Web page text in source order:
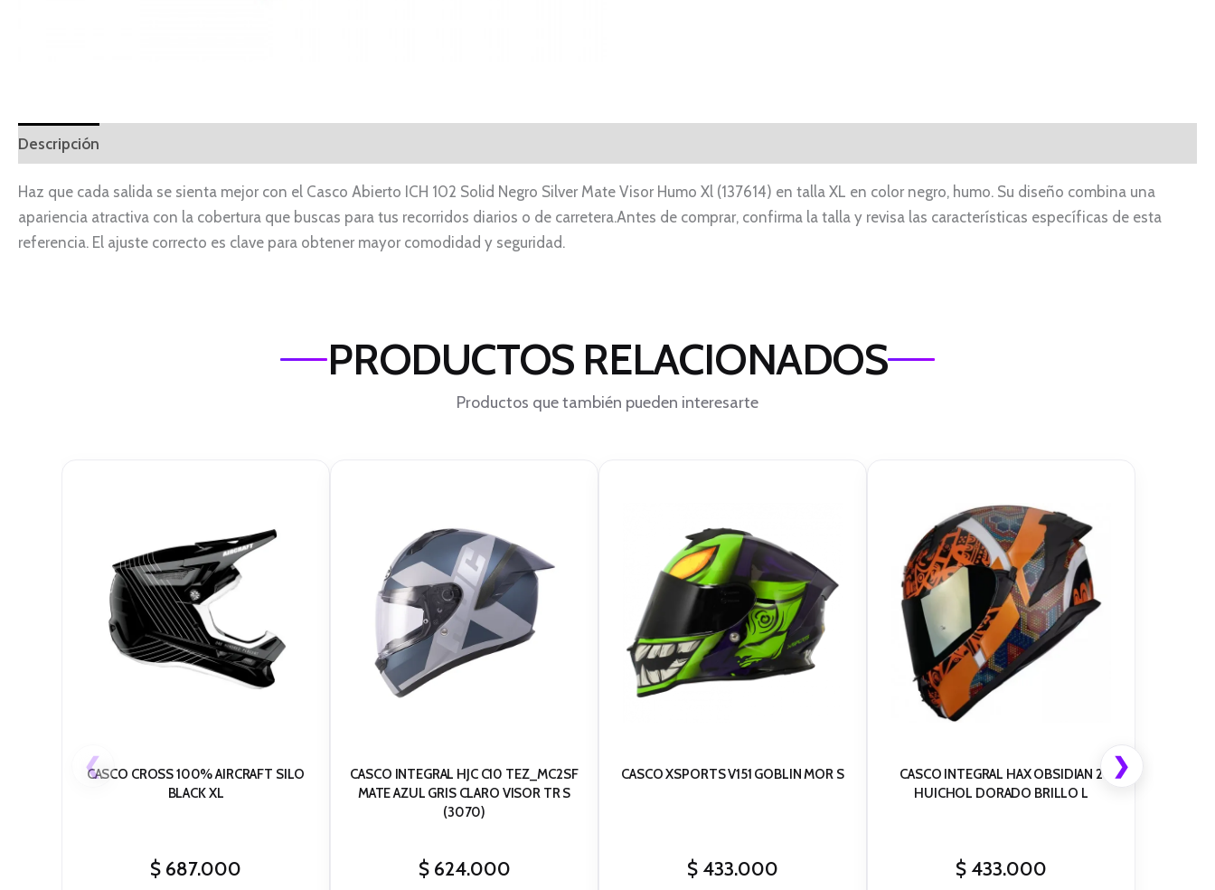
Descripción
Haz que cada salida se sienta mejor con el Casco Abierto ICH 102 Solid Negro Silver Mate Visor Humo Xl (137614) en talla XL en color negro, humo. Su diseño combina una
apariencia atractiva con la cobertura que buscas para tus recorridos diarios o de carretera.Antes de comprar, confirma la talla y revisa las características específicas de esta
referencia. El ajuste correcto es clave para obtener mayor comodidad y seguridad.
PRODUCTOS RELACIONADOS
Productos que también pueden interesarte
CASCO CROSS 100% AIRCRAFT SILO
BLACK XL
$ 687.000
CASCO INTEGRAL HJC C10 TEZ_MC2SF
MATE AZUL GRIS CLARO VISOR TR S
(3070)
$624.000
CASCO XSPORTS V151 GOBLIN MOR S
$ 433.000
CASCO INTEGRAL HAX OBSIDIAN 2
HUICHOL DORADO BRILLO L
$ 433.000
❮ ❯